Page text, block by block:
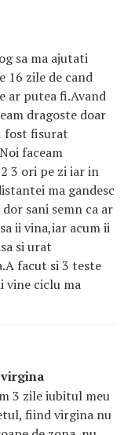
sa ma ajutati
16 zile de cand
ar putea fi.Avand
dragoste doar
fost fisurat
faceam
3 ori pe zi iar in
ma gandesc
sani semn ca ar
ii vina,iar acum ii
si urat
facut si 3 teste
vine ciclu ma
3 zile iubitul meu
fiind virgina nu